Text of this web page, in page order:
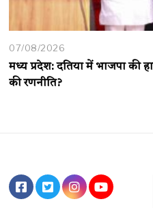
07/08/2026
मध्य प्रदेश: दतिया में भाजपा की
की रणनीति?